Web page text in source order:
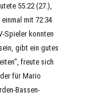
55:22 (27.),
mit 72:34
Spieler konnten
gibt ein gutes
freute sich
für Mario
Bassen-